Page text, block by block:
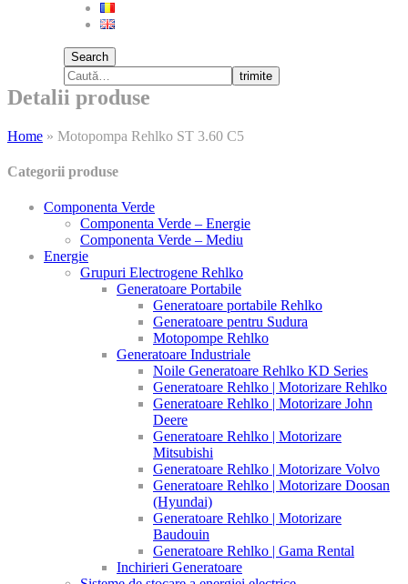
Search
trimite
Detalii produse
Home » Motopompa Rehlko ST 3.60 C5
Categorii produse
Componenta Verde
Componenta Verde – Energie
Componenta Verde – Mediu
Energie
Grupuri Electrogene Rehlko
Generatoare Portabile
Generatoare portabile Rehlko
Generatoare pentru Sudura
Motopompe Rehlko
Generatoare Industriale
Noile Generatoare Rehlko KD Series
Generatoare Rehlko | Motorizare Rehlko
Generatoare Rehlko | Motorizare John
Deere
Generatoare Rehlko | Motorizare
Mitsubishi
Generatoare Rehlko | Motorizare Volvo
Generatoare Rehlko | Motorizare Doosan
(Hyundai)
Generatoare Rehlko | Motorizare
Baudouin
Generatoare Rehlko | Gama Rental
Inchirieri Generatoare